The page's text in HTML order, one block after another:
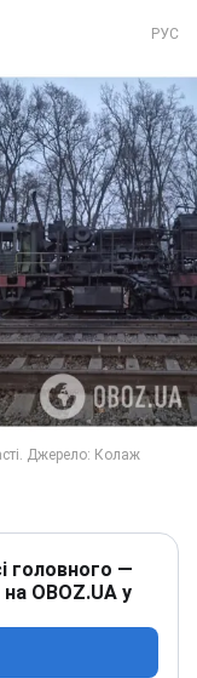
РУС
головного —
OBOZ.UA у